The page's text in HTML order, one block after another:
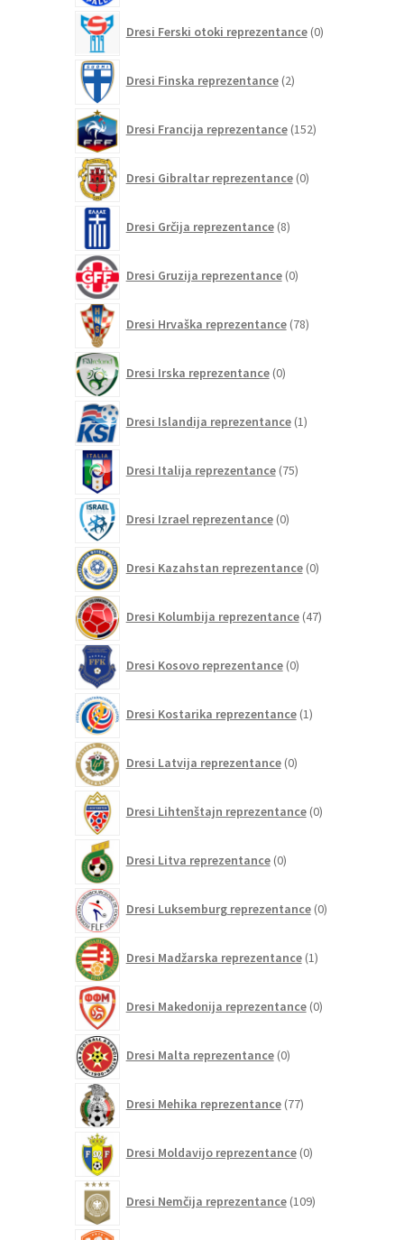
Dresi Ferski otoki reprezentance 0izdelkov
Dresi Finska reprezentance 2izdelka
Dresi Francija reprezentance 152izdelkov
Dresi Gibraltar reprezentance 0izdelkov
Dresi Grčija reprezentance 8izdelkov
Dresi Gruzija reprezentance 0izdelkov
Dresi Hrvaška reprezentance 78izdelkov
Dresi Irska reprezentance 0izdelkov
Dresi Islandija reprezentance 1izdelek
Dresi Italija reprezentance 75izdelkov
Dresi Izrael reprezentance 0izdelkov
Dresi Kazahstan reprezentance 0izdelkov
Dresi Kolumbija reprezentance 47izdelkov
Dresi Kosovo reprezentance 0izdelkov
Dresi Kostarika reprezentance 1izdelek
Dresi Latvija reprezentance 0izdelkov
Dresi Lihtenštajn reprezentance 0izdelkov
Dresi Litva reprezentance 0izdelkov
Dresi Luksemburg reprezentance 0izdelkov
Dresi Madžarska reprezentance 1izdelek
Dresi Makedonija reprezentance 0izdelkov
Dresi Malta reprezentance 0izdelkov
Dresi Mehika reprezentance 77izdelkov
Dresi Moldavijo reprezentance 0izdelkov
Dresi Nemčija reprezentance 109izdelkov